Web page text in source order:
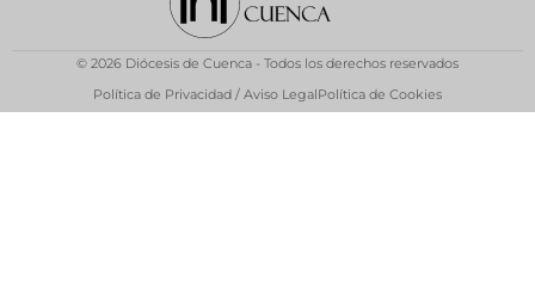
© 2026 Diócesis de Cuenca - Todos los derechos reservados
Política de Privacidad / Aviso LegalPolítica de Cookies